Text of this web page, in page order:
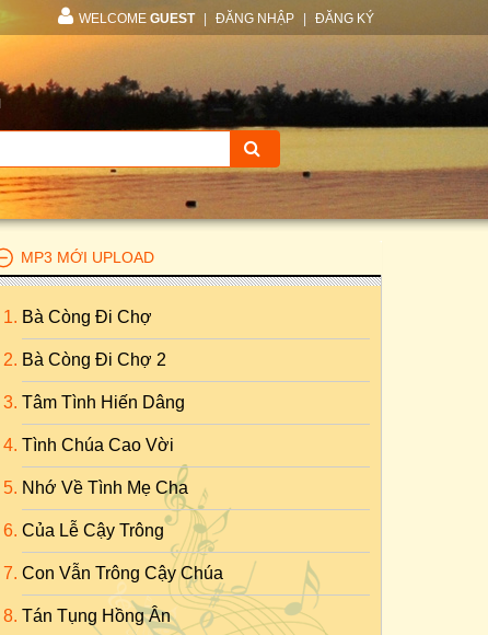
WELCOME GUEST ĐĂNG NHẬP ĐĂNG KÝ
MP3 MỚI UPLOAD
Bà Còng Đi Chợ
Bà Còng Đi Chợ 2
Tâm Tình Hiến Dâng
Tình Chúa Cao Vời
Nhớ Về Tình Mẹ Cha
Của Lễ Cậy Trông
Con Vẫn Trông Cậy Chúa
Tán Tụng Hồng Ân